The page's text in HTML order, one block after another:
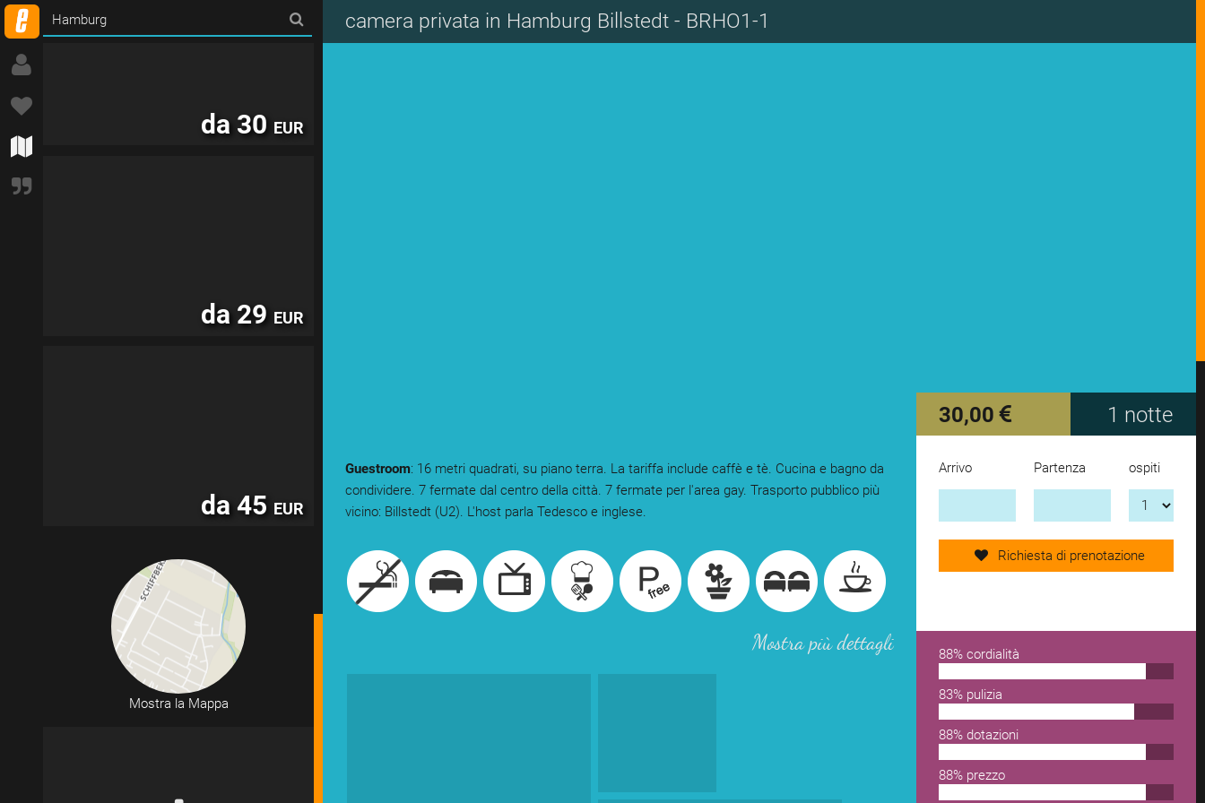
camera privata in Hamburg Billstedt - BRHO1-1
Guestroom: 16 metri quadrati, su piano terra. La tariffa include caffè e tè. Cucina e bagno da
condividere. 7 fermate dal centro della città. 7 fermate per l'area gay. Trasporto pubblico più
vicino: Billstedt (U2). L'host parla Tedesco e inglese.
Mostra più dettagli
30,00 1 notte
Arrivo Partenza ospiti
Richiesta di prenotazione
88% cordialità
83% pulizia
88% dotazioni
88% prezzo
da 30 EUR
da 29 EUR
da 45 EUR
Mostra la Mappa